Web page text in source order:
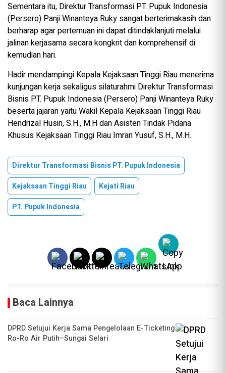
Sementara itu, Direktur Transformasi PT. Pupuk Indonesia
(Persero) Panji Winanteya Ruky sangat berterimakasih dan
berharap agar pertemuan ini dapat ditindaklanjuti melalui
jalinan kerjasama secara kongkrit dan komprehensif di
kemudian hari.
Hadir mendampingi Kepala Kejaksaan Tinggi Riau menerima
kunjungan kerja sekaligus silaturahmi Direktur Transformasi
Bisnis PT. Pupuk Indonesia (Persero) Panji Winanteya Ruky
beserta jajaran yaitu Wakil Kepala Kejaksaan Tinggi Riau
Hendrizal Husin, S.H., M.H dan Asisten Tindak Pidana
Khusus Kejaksaan Tinggi Riau Imran Yusuf, S.H., M.H.
Direktur Transformasi Bisnis PT. Pupuk Indonesia
Kejaksaan Tinggi Riau
Kejati Riau
PT. Pupuk Indonesia
Baca Lainnya
DPRD Setujui Kerja Sama Pengelolaan E-Ticketing
Ro-Ro Air Putih–Sungai Selari